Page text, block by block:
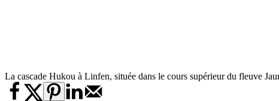
La cascade Hukou à Linfen, située dans le cours supérieur du fleuve